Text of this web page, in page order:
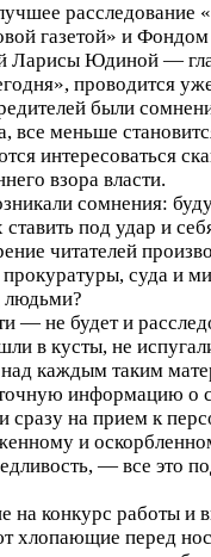
расследование
газетой» и Фондом
Ларисы Юдиной —
проводится
были
все меньше
интересоваться
взора власти.
сомнения:
под удар и
читателей
суда и
людьми?
— не будет и
в кусты, не
каждым таким
информацию о
сразу на прием к
и
— все это
конкурс работы и
хлопающие перед